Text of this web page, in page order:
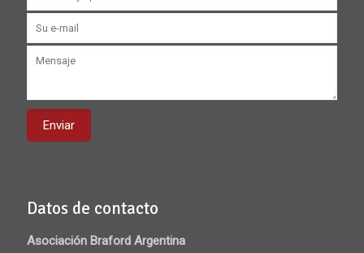
Datos de contacto
Asociación Braford Argentina